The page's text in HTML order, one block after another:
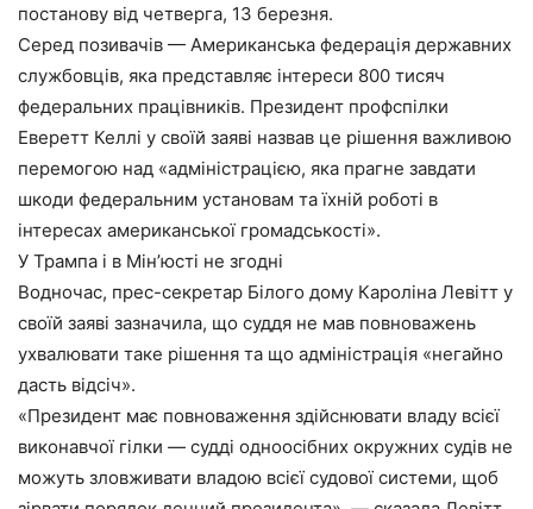
постанову від четверга, 13 березня.
Серед позивачів — Американська федерація державних
службовців, яка представляє інтереси 800 тисяч
федеральних працівників. Президент профспілки
Еверетт Келлі у своїй заяві назвав це рішення важливою
перемогою над «адміністрацією, яка прагне завдати
шкоди федеральним установам та їхній роботі в
інтересах американської громадськості».
У Трампа і в Мін’юсті не згодні
Водночас, прес-секретар Білого дому Кароліна Левітт у
своїй заяві зазначила, що суддя не мав повноважень
ухвалювати таке рішення та що адміністрація «негайно
дасть відсіч».
«Президент має повноваження здійснювати владу всієї
виконавчої гілки — судді одноосібних окружних судів не
можуть зловживати владою всієї судової системи, щоб